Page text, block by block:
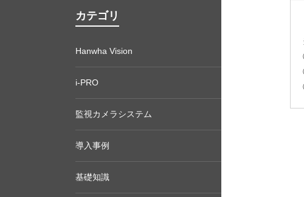
カテゴリ
Hanwha Vision
i-PRO
監視カメラシステム
導入事例
基礎知識